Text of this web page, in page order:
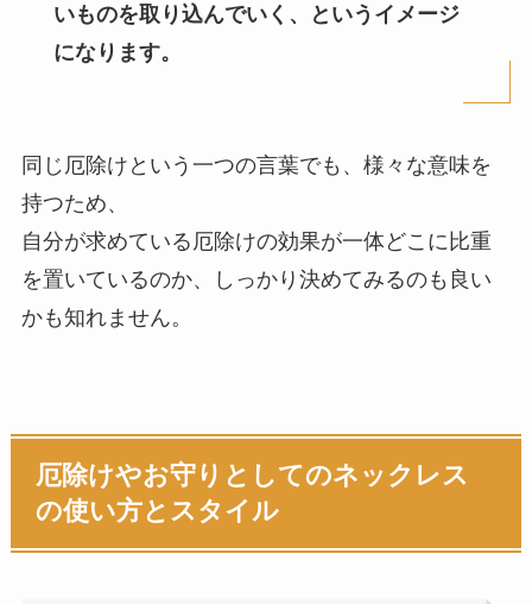
いものを取り込んでいく、というイメージ
になります。
同じ厄除けという一つの言葉でも、様々な意味を
持つため、
自分が求めている厄除けの効果が一体どこに比重
を置いているのか、しっかり決めてみるのも良い
かも知れません。
厄除けやお守りとしてのネックレス
の使い方とスタイル